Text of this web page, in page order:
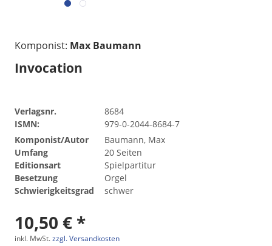
Komponist: Max Baumann
Invocation
Verlagsnr.
8684
ISMN:
979-0-2044-8684-7
Komponist/Autor
Baumann, Max
Umfang
20 Seiten
Editionsart
Spielpartitur
Besetzung
Orgel
Schwierigkeitsgrad
schwer
10,50 € *
inkl. MwSt.zzgl. Versandkosten